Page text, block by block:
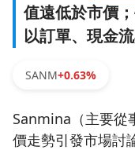
值遠低於市價
以訂單、現金
SANM+0.63%
Sanmina（主要從
價走勢引發市場討